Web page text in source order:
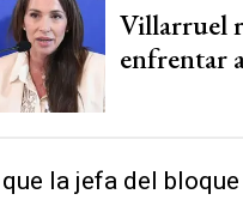
Villarruel
enfrentar
la jefa del bloque